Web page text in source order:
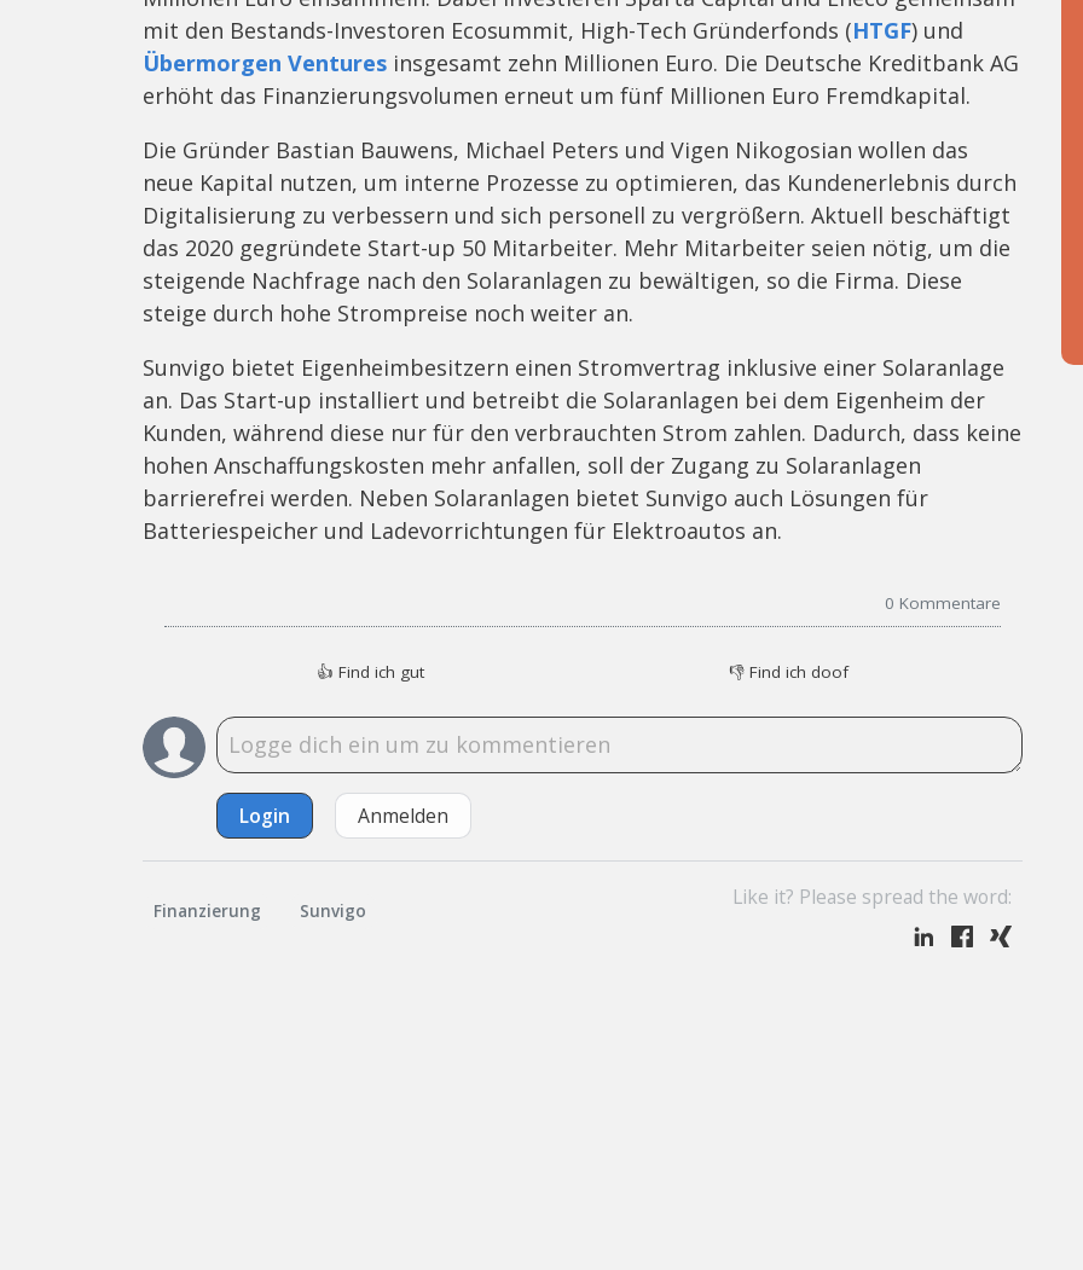
mit den Bestands-Investoren Ecosummit, High-Tech Gründerfonds (HTGF) und
Übermorgen Ventures insgesamt zehn Millionen Euro. Die Deutsche Kreditbank AG
erhöht das Finanzierungsvolumen erneut um fünf Millionen Euro Fremdkapital.
Die Gründer Bastian Bauwens, Michael Peters und Vigen Nikogosian wollen das
neue Kapital nutzen, um interne Prozesse zu optimieren, das Kundenerlebnis durch
Digitalisierung zu verbessern und sich personell zu vergrößern. Aktuell beschäftigt
das 2020 gegründete Start-up 50 Mitarbeiter. Mehr Mitarbeiter seien nötig, um die
steigende Nachfrage nach den Solaranlagen zu bewältigen, so die Firma. Diese
steige durch hohe Strompreise noch weiter an.
Sunvigo bietet Eigenheimbesitzern einen Stromvertrag inklusive einer Solaranlage
an. Das Start-up installiert und betreibt die Solaranlagen bei dem Eigenheim der
Kunden, während diese nur für den verbrauchten Strom zahlen. Dadurch, dass keine
hohen Anschaffungskosten mehr anfallen, soll der Zugang zu Solaranlagen
barrierefrei werden. Neben Solaranlagen bietet Sunvigo auch Lösungen für
Batteriespeicher und Ladevorrichtungen für Elektroautos an.
0 Kommentare
👍 Find ich gut 👎 Find ich doof
Login Anmelden
Finanzierung Sunvigo
Like it? Please spread the word: